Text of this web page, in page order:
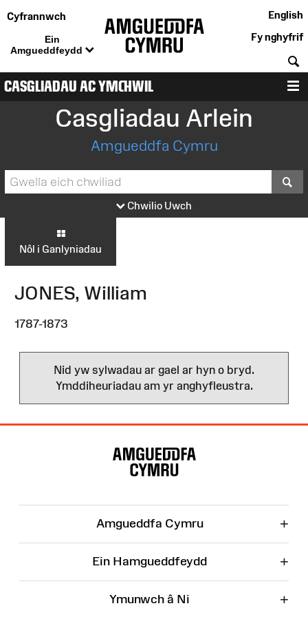
Cyfrannwch
Ein
Amgueddfeydd
English
Fy nghyfrif
CASGLIADAU AC YMCHWIL
Casgliadau Arlein
Amgueddfa Cymru
Chwilio Uwch
Nôl i Ganlyniadau
JONES, William
1787-1873
Nid yw sylwadau ar gael ar hyn o bryd.
Ymddiheuriadau am yr anghyfleustra.
Amgueddfa Cymru +
Ein Hamgueddfeydd +
Ymunwch â Ni +